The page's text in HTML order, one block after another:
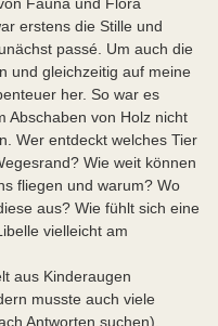
erstens die Stille und
passé. Um auch die
und gleichzeitig auf meine
her. So war es
Abschaben von Holz nicht
Wer entdeckt welches Tier
Wie weit können
fliegen und warum? Wo
aus? Wie fühlt sich eine
vielleicht am
aus Kinderaugen
musste auch viele
Antworten suchen).